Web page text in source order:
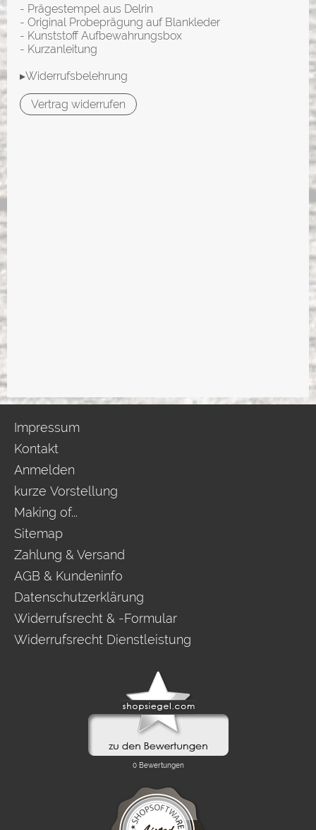
- Prägestempel aus Delrin
- Original Probeprägung auf Blankleder
- Kunststoff Aufbewahrungsbox
- Kurzanleitung
▸Widerrufsbelehrung
Vertrag widerrufen
Impressum
Kontakt
Anmelden
kurze Vorstellung
Making of...
Sitemap
Zahlung & Versand
AGB & Kundeninfo
Datenschutzerklärung
Widerrufsrecht & -Formular
Widerrufsrecht Dienstleistung